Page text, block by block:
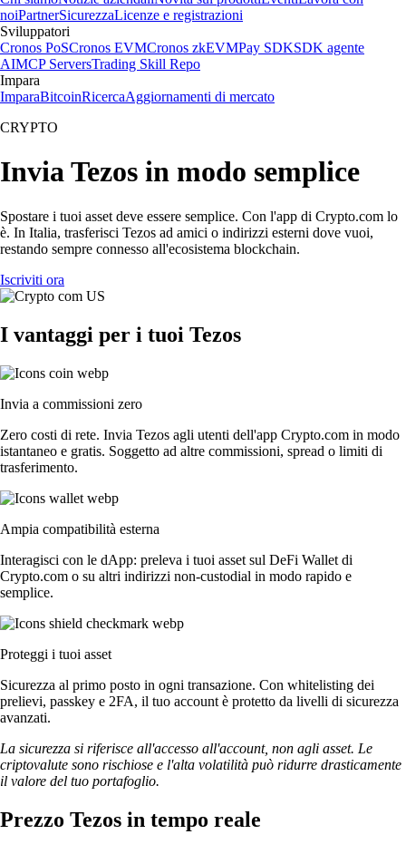
noiPartnerSicurezzaLicenze e registrazioni
Sviluppatori
Cronos PoSCronos EVMCronos zkEVMPay SDKSDK agente
AIMCP ServersTrading Skill Repo
Impara
ImparaBitcoinRicercaAggiornamenti di mercato
CRYPTO
Invia Tezos in modo semplice
Spostare i tuoi asset deve essere semplice. Con l'app di Crypto.com lo
è. In Italia, trasferisci Tezos ad amici o indirizzi esterni dove vuoi,
restando sempre connesso all'ecosistema blockchain.
Iscriviti ora
I vantaggi per i tuoi Tezos
Invia a commissioni zero
Zero costi di rete. Invia Tezos agli utenti dell'app Crypto.com in modo
istantaneo e gratis. Soggetto ad altre commissioni, spread o limiti di
trasferimento.
Ampia compatibilità esterna
Interagisci con le dApp: preleva i tuoi asset sul DeFi Wallet di
Crypto.com o su altri indirizzi non-custodial in modo rapido e
semplice.
Proteggi i tuoi asset
Sicurezza al primo posto in ogni transazione. Con whitelisting dei
prelievi, passkey e 2FA, il tuo account è protetto da livelli di sicurezza
avanzati.
La sicurezza si riferisce all'accesso all'account, non agli asset. Le
criptovalute sono rischiose e l'alta volatilità può ridurre drasticamente
il valore del tuo portafoglio.
Prezzo Tezos in tempo reale